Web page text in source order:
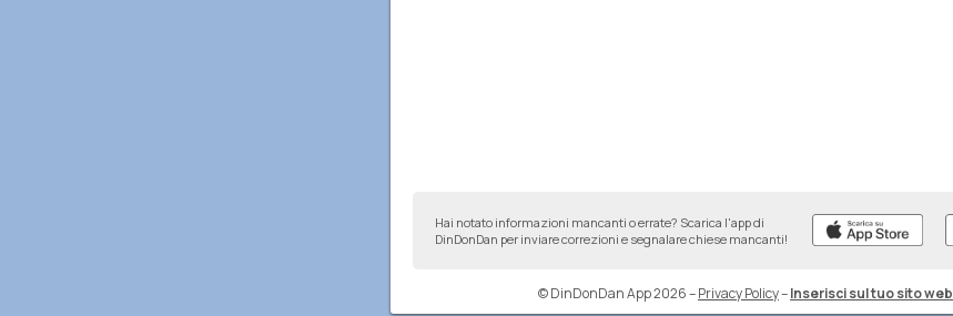
Hai notato informazioni mancanti o errate? Scarica l'app di
DinDonDan per inviare correzioni e segnalare chiese mancanti!
© DinDonDan App 2026–Privacy Policy–Inserisci sul tuo sito web